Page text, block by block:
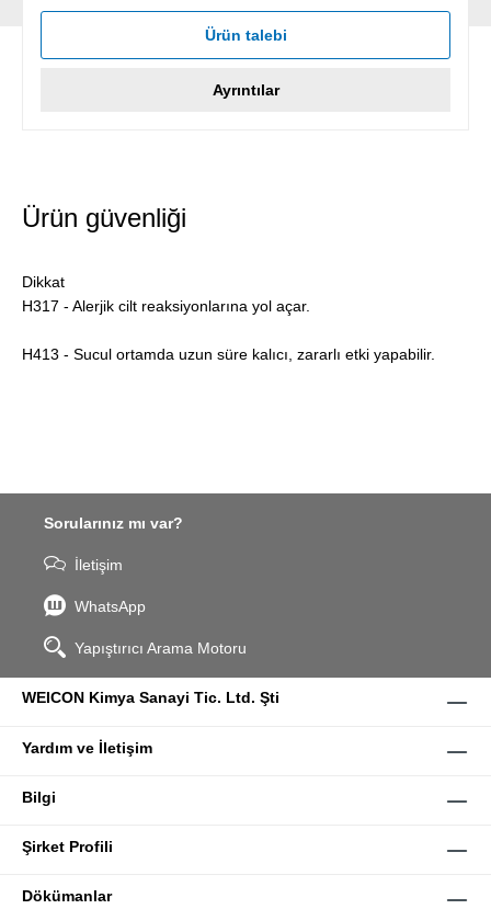
Ürün talebi
Ayrıntılar
Ürün güvenliği
Dikkat
H317 - Alerjik cilt reaksiyonlarına yol açar.
H413 - Sucul ortamda uzun süre kalıcı, zararlı etki yapabilir.
Sorularınız mı var?
İletişim
WhatsApp
Yapıştırıcı Arama Motoru
WEICON Kimya Sanayi Tic. Ltd. Şti
Yardım ve İletişim
Bilgi
Şirket Profili
Dökümanlar